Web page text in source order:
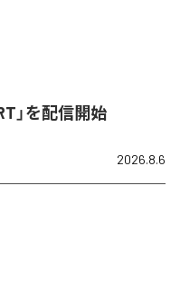
」を配信開始
2026.8.6